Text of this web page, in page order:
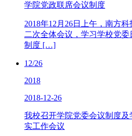
学院党政联席会议制度
2018年12月26日上午，南方
二次全体会议，学习学校党
制度 […]
12/26
2018
2018-12-26
我校召开学院党委会议制度
实工作会议